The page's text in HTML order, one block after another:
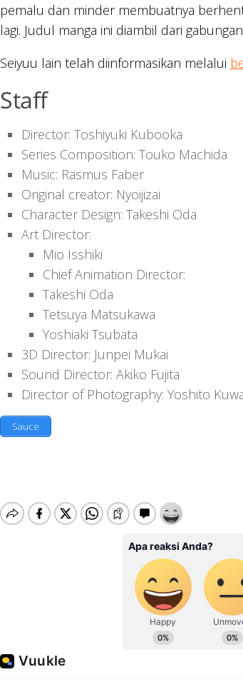
pemalu dan minder membuatnya
lagi. Judul manga ini diambil dari
Seiyuu lain telah diinformasikan melalui
Staff
Director: Toshiyuki Kubooka
Series Composition: Touko Machida
Music: Rasmus Faber
Original creator: Nyoijizai
Character Design: Takeshi Oda
Art Director:
Mio Isshiki
Chief Animation Director:
Takeshi Oda
Tetsuya Matsukawa
Yoshiaki Tsubata
3D Director: Junpei Mukai
Sound Director: Akiko Fujita
Director of Photography: Yoshito
Sauce